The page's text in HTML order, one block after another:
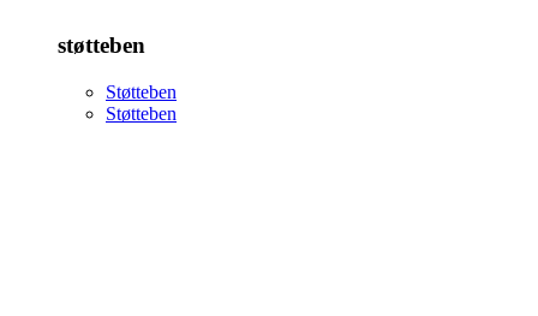
støtteben
Støtteben
Støtteben